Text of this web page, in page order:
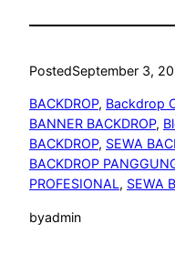
PostedSeptember 3,
BACKDROP, Backdrop
BANNER BACKDROP,
BACKDROP, SEWA
BACKDROP
PROFESIONAL, SEWA
byadmin